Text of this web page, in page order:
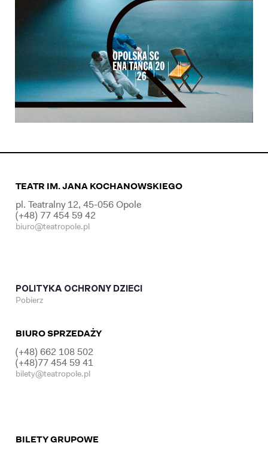
TEATR IM. JANA KOCHANOWSKIEGO
pl. Teatralny 12, 45-056 Opole
(+48) 77 454 59 42
biuro@teatropole.pl
POLITYKA OCHRONY DZIECI
Pobierz
BIURO SPRZEDAŻY
(+48) 662 108 502
(+48)77 454 59 41
bilety@teatropole.pl
BILETY GRUPOWE